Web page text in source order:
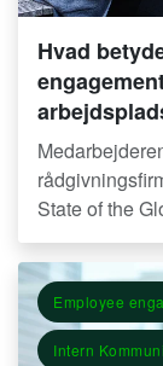
Hvad
State of the
Employee
Intern